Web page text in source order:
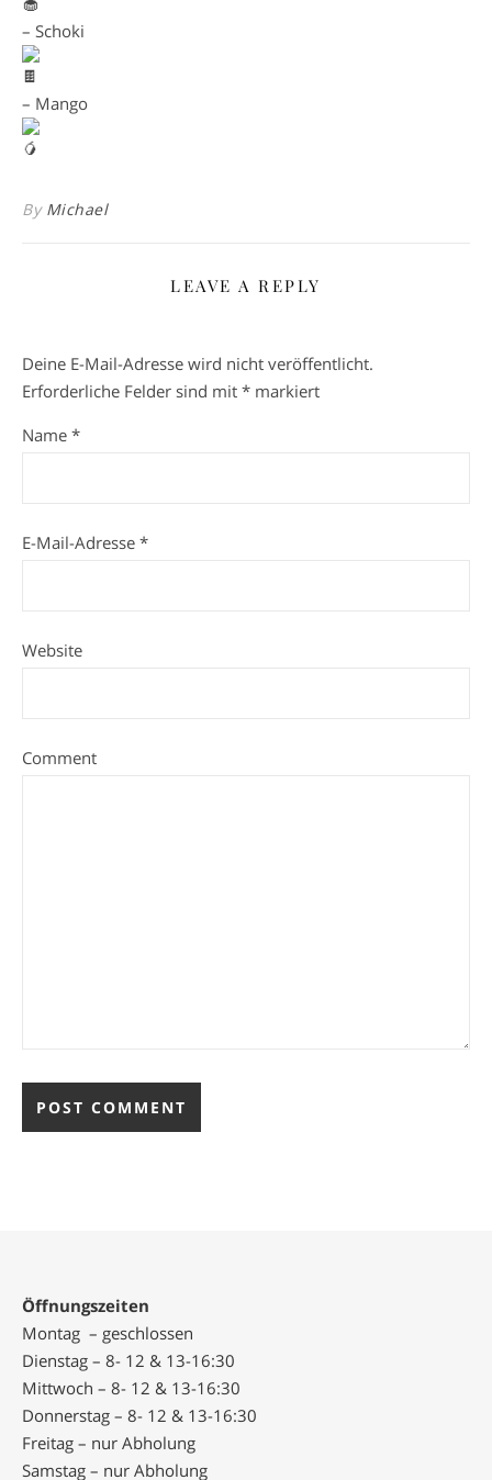
– Schoki
– Mango
By Michael
LEAVE A REPLY
Deine E-Mail-Adresse wird nicht veröffentlicht.
Erforderliche Felder sind mit * markiert
Name *
E-Mail-Adresse *
Website
Comment
Öffnungszeiten
Montag – geschlossen
Dienstag – 8- 12 & 13-16:30
Mittwoch – 8- 12 & 13-16:30
Donnerstag – 8- 12 & 13-16:30
Freitag – nur Abholung
Samstag – nur Abholung